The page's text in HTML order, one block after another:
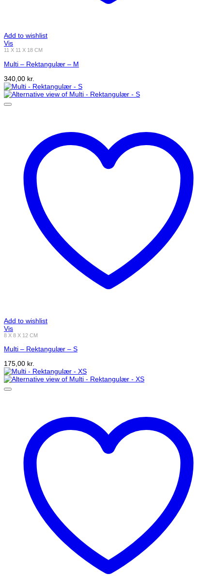
Add to wishlist
Vis
11 X 11 X 18 CM
Multi – Rektangulær – M
340,00 kr.
Add to wishlist
Vis
8 X 8 X 12 CM
Multi – Rektangulær – S
175,00 kr.